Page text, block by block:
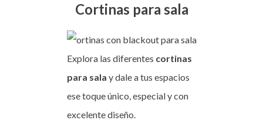
Cortinas para sala
Explora las diferentes cortinas
para sala y dale a tus espacios
ese toque único, especial y con
excelente diseño.